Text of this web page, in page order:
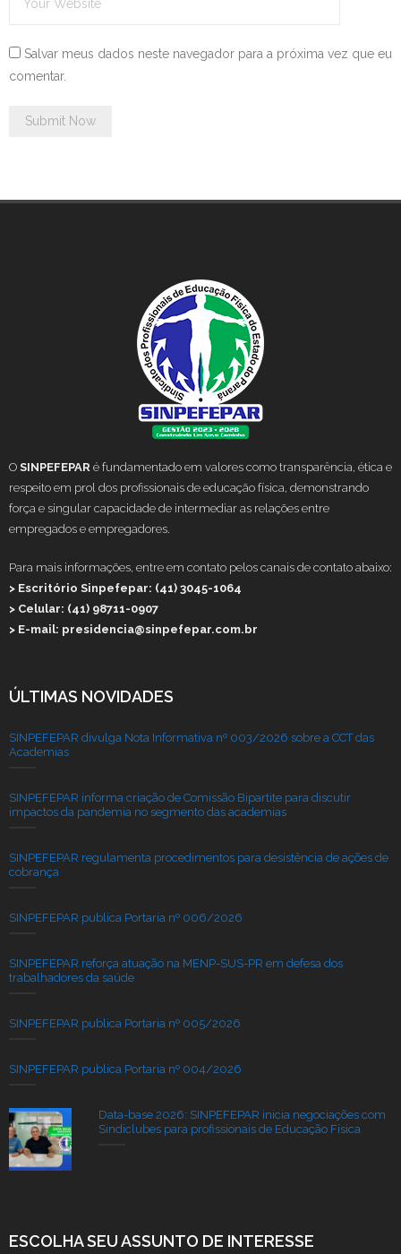
Salvar meus dados neste navegador para a próxima vez que eu
comentar.
O SINPEFEPAR é fundamentado em valores como transparência, ética e
respeito em prol dos profissionais de educação física, demonstrando
força e singular capacidade de intermediar as relações entre
empregados e empregadores.
Para mais informações, entre em contato pelos canais de contato abaixo:
> Escritório Sinpefepar: (41) 3045-1064
> Celular: (41) 98711-0907
> E-mail: presidencia@sinpefepar.com.br
ÚLTIMAS NOVIDADES
SINPEFEPAR divulga Nota Informativa nº 003/2026 sobre a CCT das
Academias
SINPEFEPAR informa criação de Comissão Bipartite para discutir
impactos da pandemia no segmento das academias
SINPEFEPAR regulamenta procedimentos para desistência de ações de
cobrança
SINPEFEPAR publica Portaria nº 006/2026
SINPEFEPAR reforça atuação na MENP-SUS-PR em defesa dos
trabalhadores da saúde
SINPEFEPAR publica Portaria nº 005/2026
SINPEFEPAR publica Portaria nº 004/2026
Data-base 2026: SINPEFEPAR inicia negociações com
Sindiclubes para profissionais de Educação Física
ESCOLHA SEU ASSUNTO DE INTERESSE